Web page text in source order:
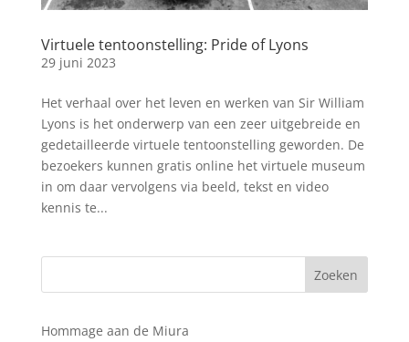
Virtuele tentoonstelling: Pride of Lyons
29 juni 2023
Het verhaal over het leven en werken van Sir William
Lyons is het onderwerp van een zeer uitgebreide en
gedetailleerde virtuele tentoonstelling geworden. De
bezoekers kunnen gratis online het virtuele museum
in om daar vervolgens via beeld, tekst en video
kennis te...
Hommage aan de Miura